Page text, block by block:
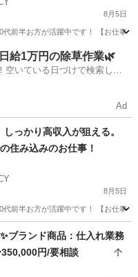
8月5日
前半お方が活躍中です！ 【お仕事
給1万円の除草作業🌿
空いている日づけで検索して
Ad
っかり高収入が狙える。
住み込みのお仕事！
8月5日
前半お方が活躍中です！ 【お仕事
ブランド商品：仕入れ業務
円/要相談